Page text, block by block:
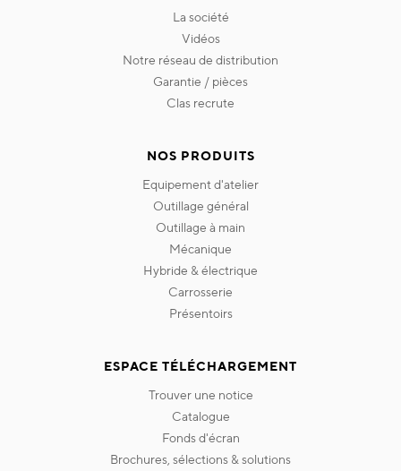
la société
vidéos
notre réseau de distribution
garantie / pièces
clas recrute
NOS PRODUITS
equipement d'atelier
outillage général
outillage à main
mécanique
hybride & électrique
carrosserie
présentoirs
ESPACE TÉLÉCHARGEMENT
trouver une notice
catalogue
fonds d'écran
brochures, sélections & solutions